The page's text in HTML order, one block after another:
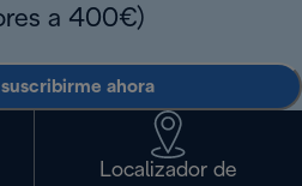
a 400€)
ahora
Localizador de